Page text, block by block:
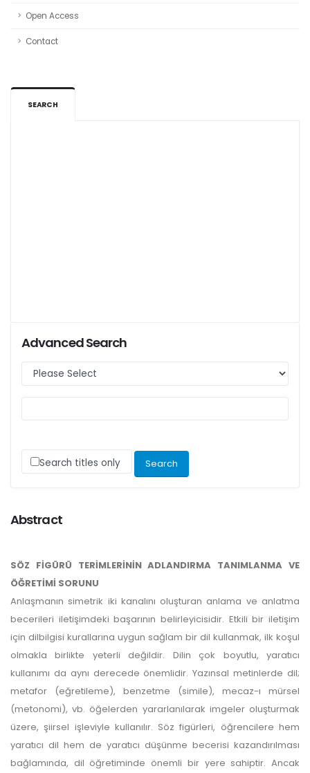
Open Access
Contact
SEARCH
Advanced Search
Search titles only
Abstract
SÖZ FİGÜRÜ TERİMLERİNİN ADLANDIRMA TANIMLANMA VE
ÖĞRETİMİ SORUNU
Anlaşmanın simetrik iki kanalını oluşturan anlama ve anlatma
becerileri iletişimdeki başarının belirleyicisidir. Etkili bir iletişim
için dilbilgisi kurallarına uygun sağlam bir dil kullanmak, ilk koşul
olmakla birlikte yeterli değildir. Dilin çok boyutlu, yaratıcı
kullanımı da aynı derecede önemlidir. Yazınsal metinlerde dil;
metafor (eğretileme), benzetme (simile), mecaz-ı mürsel
(metonomi), vb. öğelerden yararlanılarak imgeler oluşturmak
üzere, şiirsel işleviyle kullanılır. Söz figürleri, öğrencilere hem
yaratıcı dil hem de yaratıcı düşünme becerisi kazandırılması
bağlamında, dil öğretiminde önemli bir yere sahiptir. Ancak